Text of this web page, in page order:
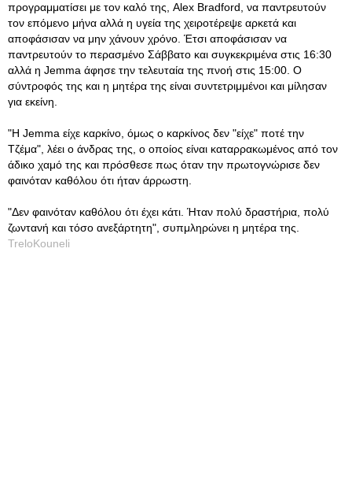
προγραμματίσει με τον καλό της, Alex Bradford, να παντρευτούν
τον επόμενο μήνα αλλά η υγεία της χειροτέρεψε αρκετά και
αποφάσισαν να μην χάνουν χρόνο. Έτσι αποφάσισαν να
παντρευτούν το περασμένο Σάββατο και συγκεκριμένα στις 16:30
αλλά η Jemma άφησε την τελευταία της πνοή στις 15:00. O
σύντροφός της και η μητέρα της είναι συντετριμμένοι και μίλησαν
για εκείνη.
"Η Jemma είχε καρκίνο, όμως ο καρκίνος δεν "είχε" ποτέ την
Τζέμα", λέει ο άνδρας της, ο οποίος είναι καταρρακωμένος από τον
άδικο χαμό της και πρόσθεσε πως όταν την πρωτογνώρισε δεν
φαινόταν καθόλου ότι ήταν άρρωστη.
"Δεν φαινόταν καθόλου ότι έχει κάτι. Ήταν πολύ δραστήρια, πολύ
ζωντανή και τόσο ανεξάρτητη", συπμληρώνει η μητέρα της.
TreloKouneli